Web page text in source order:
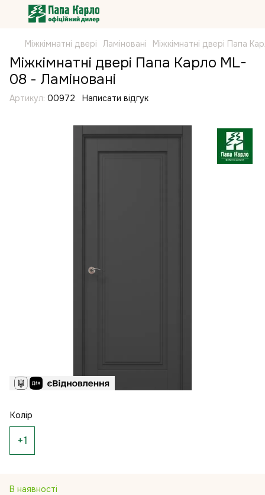
Міжкімнатні двері Ламіновані Міжкімнатні двері Папа
Міжкімнатні двері Папа Карло ML-
08 - Ламіновані
Артикул: 00972 Написати відгук
Колір
+1
В наявності